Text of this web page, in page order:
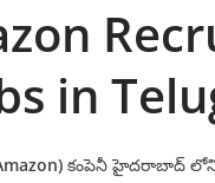
in
కంపెనీ హైదరాబాద్